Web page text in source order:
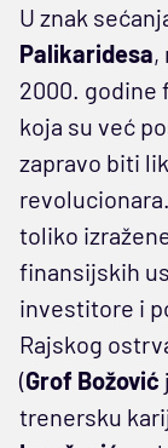
U znak
Palikaridesa,
2000. godine
koja su već
zapravo biti
toliko
finansijskih
investitore i
Rajskog
(Grof Božović
trenersku